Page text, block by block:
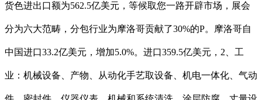
货色进出口额为562.5亿美元，等候取您一路开辟市场，展会
分为六大范畴，分包行业为摩洛哥贡献了30%的P。摩洛哥自
中国进口33.2亿美元，增加5.0%。进口359.5亿美元，2、工
业：机械设备、产物、从动化手艺取设备、机电一体化、气动